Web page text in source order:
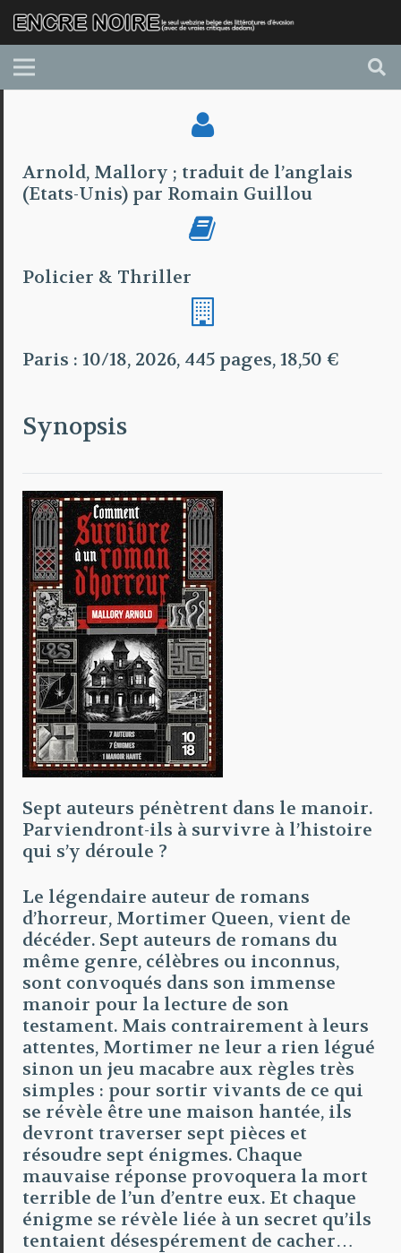
Arnold, Mallory ; traduit de l’anglais
(Etats-Unis) par Romain Guillou
Policier & Thriller
Paris : 10/18, 2026, 445 pages, 18,50 €
Synopsis
Sept auteurs pénètrent dans le manoir.
Parviendront-ils à survivre à l’histoire
qui s’y déroule ?
Le légendaire auteur de romans
d’horreur, Mortimer Queen, vient de
décéder. Sept auteurs de romans du
même genre, célèbres ou inconnus,
sont convoqués dans son immense
manoir pour la lecture de son
testament. Mais contrairement à leurs
attentes, Mortimer ne leur a rien légué
sinon un jeu macabre aux règles très
simples : pour sortir vivants de ce qui
se révèle être une maison hantée, ils
devront traverser sept pièces et
résoudre sept énigmes. Chaque
mauvaise réponse provoquera la mort
terrible de l’un d’entre eux. Et chaque
énigme se révèle liée à un secret qu’ils
tentaient désespérement de cacher…